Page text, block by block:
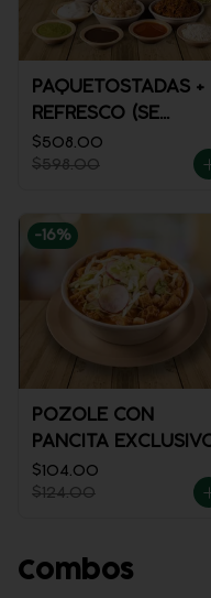
PAQUETOSTADAS +
REFRESCO (SE
ENVÍA FRÍO)
$508.00
$598.00
-16%
POZOLE CON
PANCITA
$104.00
$124.00
Combos